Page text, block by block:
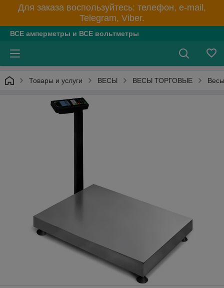
Для заказа воспользуйтесь: телефон, e-mail,
Telegram, Viber.
ВСЕ амперметры и ВСЕ вольтметры
Товары и услуги ВЕСЫ ВЕСЫ ТОРГОВЫЕ